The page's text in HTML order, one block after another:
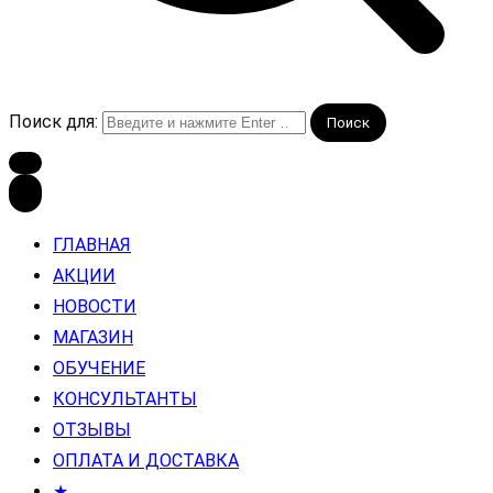
Поиск для:
ГЛАВНАЯ
АКЦИИ
НОВОСТИ
МАГАЗИН
ОБУЧЕНИЕ
КОНСУЛЬТАНТЫ
ОТЗЫВЫ
ОПЛАТА И ДОСТАВКА